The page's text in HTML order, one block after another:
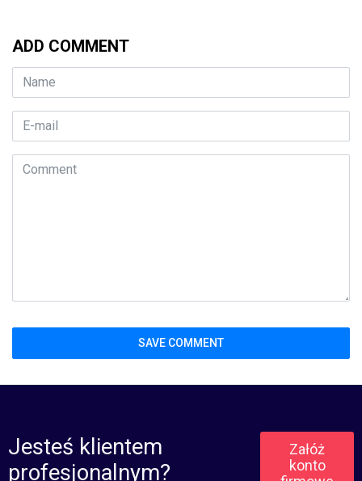
ADD COMMENT
Jesteś klientem
profesjonalnym?
Załóż
konto